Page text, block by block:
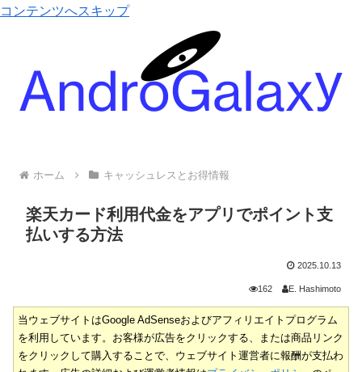
コンテンツへスキップ
ホーム キャッシュレスとお得情報
楽天カード利用代金をアプリでポイント支
払いする方法
2025.10.13
162 E. Hashimoto
当ウェブサイトはGoogle AdSenseおよびアフィリエイトプログラム
を利用しています。お客様が広告をクリックする、または商品リンク
をクリックして購入することで、ウェブサイト運営者に報酬が支払わ